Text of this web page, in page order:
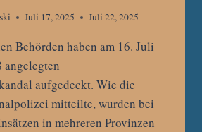
Juli 17, 2025 Juli 22, 2025
Behörden haben am 16. Juli
angelegten
aufgedeckt. Wie die
mitteilte, wurden bei
in mehreren Provinzen